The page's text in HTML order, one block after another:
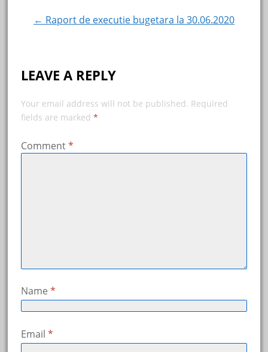
navigation
← Raport de executie bugetara la 30.06.2020
LEAVE A REPLY
Your email address will not be published. Required
fields are marked *
Comment*
Name *
Email *